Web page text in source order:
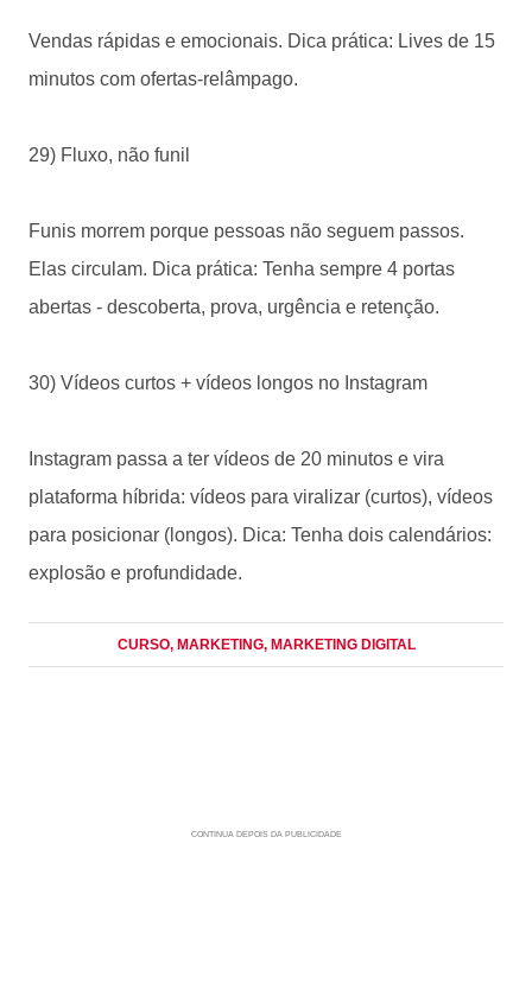
Vendas rápidas e emocionais. Dica prática: Lives de 15
minutos com ofertas-relâmpago.
29) Fluxo, não funil
Funis morrem porque pessoas não seguem passos.
Elas circulam. Dica prática: Tenha sempre 4 portas
abertas - descoberta, prova, urgência e retenção.
30) Vídeos curtos + vídeos longos no Instagram
Instagram passa a ter vídeos de 20 minutos e vira
plataforma híbrida: vídeos para viralizar (curtos), vídeos
para posicionar (longos). Dica: Tenha dois calendários:
explosão e profundidade.
CURSO, MARKETING, MARKETING DIGITAL